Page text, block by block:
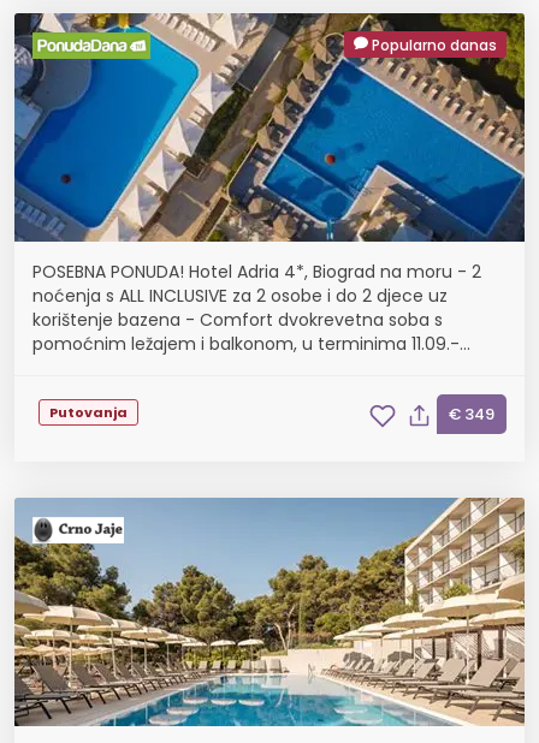
Popularno danas
POSEBNA PONUDA! Hotel Adria 4*, Biograd na moru - 2
noćenja s ALL INCLUSIVE za 2 osobe i do 2 djece uz
korištenje bazena - Comfort dvokrevetna soba s
pomoćnim ležajem i balkonom, u terminima 11.09.-
Putovanja € 349